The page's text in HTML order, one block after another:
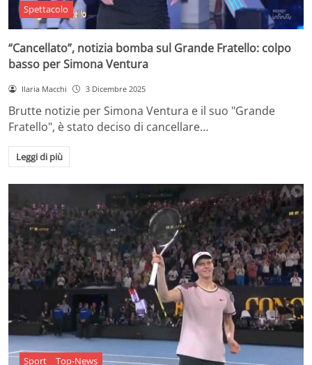
Spettacolo
“Cancellato”, notizia bomba sul Grande Fratello: colpo
basso per Simona Ventura
Ilaria Macchi 3 Dicembre 2025
Brutte notizie per Simona Ventura e il suo "Grande
Fratello", è stato deciso di cancellare…
Leggi di più
Sport Top-News